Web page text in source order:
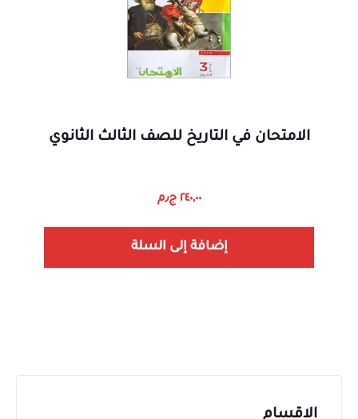
الامتحان في التاريخ للصف الثالث الثانوي
٢٤٠,٠٠ ج٫م
إضافة إلى السلة
الاقسام